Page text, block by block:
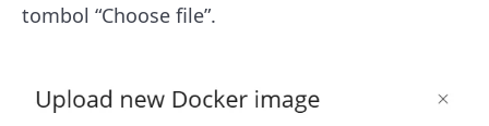
tombol “Choose file”.